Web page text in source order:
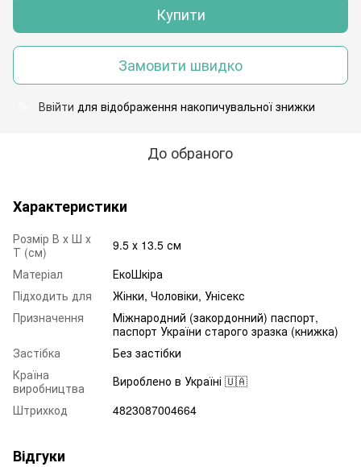
Купити
Замовити швидко
Ввійти для відображення накопичувальної знижки
До обраного
Характеристики
Розмір В х Ш х
Т (см)
9.5 х 13.5 см
Матеріал
ЕкоШкіра
Підходить для
Жінки, Чоловіки, Унісекс
Призначення
Міжнародний (закордонний) паспорт,
паспорт України старого зразка (книжка)
Застібка
Без застібки
Країна
виробництва
Вироблено в Україні 🇺🇦
Штрихкод
4823087004664
Відгуки